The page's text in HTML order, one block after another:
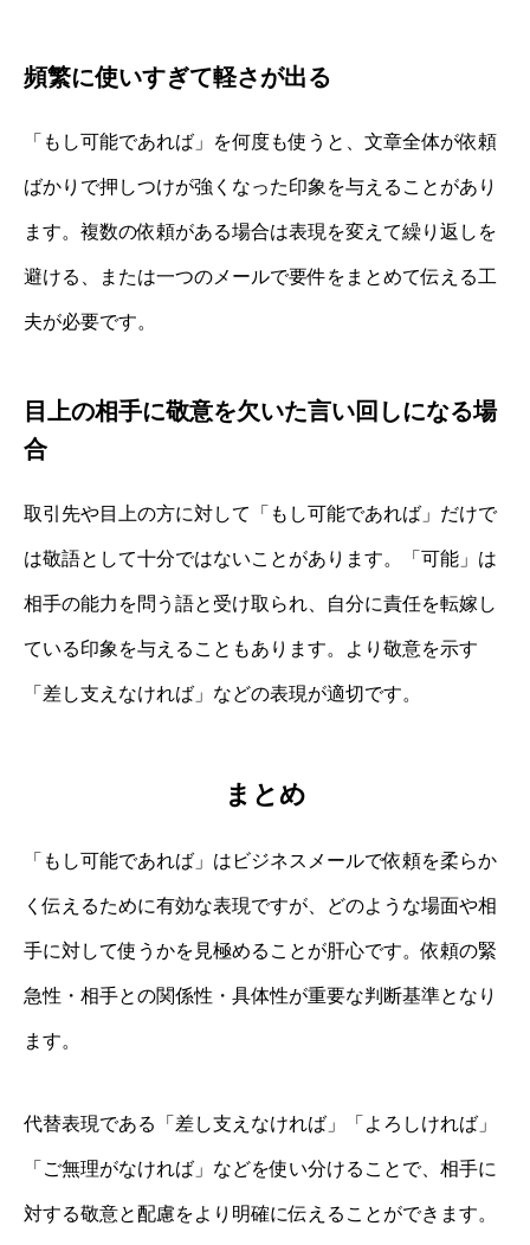
頻繁に使いすぎて軽さが出る
「もし可能であれば」を何度も使うと、文章全体が依頼
ばかりで押しつけが強くなった印象を与えることがあり
ます。複数の依頼がある場合は表現を変えて繰り返しを
避ける、または一つのメールで要件をまとめて伝える工
夫が必要です。
目上の相手に敬意を欠いた言い回しになる場
合
取引先や目上の方に対して「もし可能であれば」だけで
は敬語として十分ではないことがあります。「可能」は
相手の能力を問う語と受け取られ、自分に責任を転嫁し
ている印象を与えることもあります。より敬意を示す
「差し支えなければ」などの表現が適切です。
まとめ
「もし可能であれば」はビジネスメールで依頼を柔らか
く伝えるために有効な表現ですが、どのような場面や相
手に対して使うかを見極めることが肝心です。依頼の緊
急性・相手との関係性・具体性が重要な判断基準となり
ます。
代替表現である「差し支えなければ」「よろしければ」
「ご無理がなければ」などを使い分けることで、相手に
対する敬意と配慮をより明確に伝えることができます。